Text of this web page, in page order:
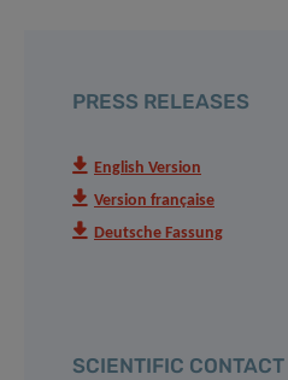
PRESS RELEASES
English Version
Version française
Deutsche Fassung
SCIENTIFIC CONTACT